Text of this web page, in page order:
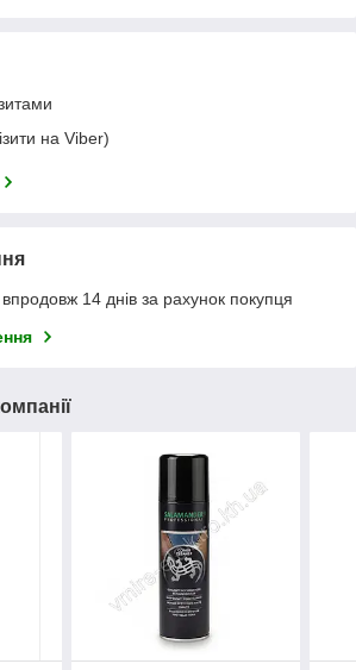
на Viber)
14 днів за рахунок покупця